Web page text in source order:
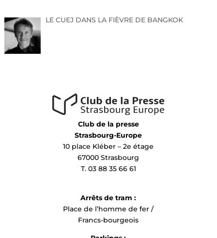
LE CUEJ DANS LA FIÈVRE DE BANGKOK
Club de la presse
Strasbourg-Europe
10 place Kléber – 2e étage
67000 Strasbourg
T. 03 88 35 66 61
Arrêts de tram :
Place de l’homme de fer /
Francs-bourgeois